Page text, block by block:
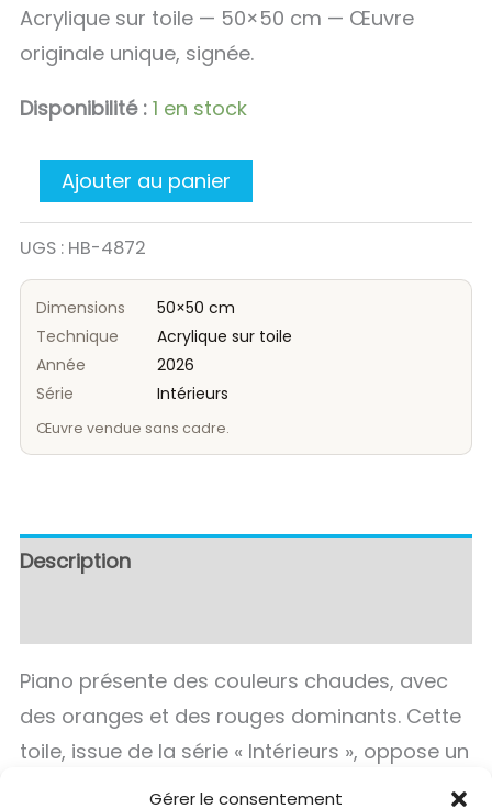
Gérer le consentement
Acrylique sur toile — 50×50 cm — Œuvre
originale unique, signée.
Disponibilité : 1 en stock
Ajouter au panier
UGS : HB-4872
Dimensions
50×50 cm
Technique
Acrylique sur toile
Année
2026
Série
Intérieurs
Œuvre vendue sans cadre.
Description
Piano présente des couleurs chaudes, avec
des oranges et des rouges dominants. Cette
toile, issue de la série « Intérieurs », oppose un
geste spontané à une organisation